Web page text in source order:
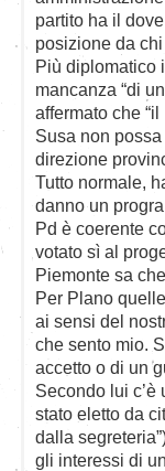
partito ha il
posizione da
Più diplomatico
mancanza “di
affermato che
Susa non
direzione
Tutto normale,
danno un
Pd è coerente
votato sì al
Piemonte sa
Per Plano
ai sensi del
che sento mio.
accetto o di un
Secondo lui c’è
stato eletto da
dalla
gli interessi di